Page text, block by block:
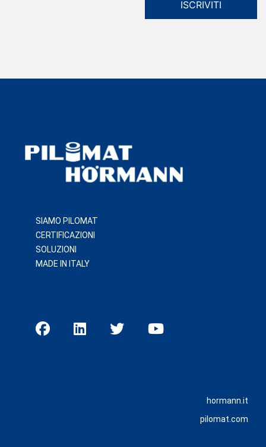
SIAMO PILOMAT
CERTIFICAZIONI
SOLUZIONI
MADE IN ITALY
hormann.it
pilomat.com